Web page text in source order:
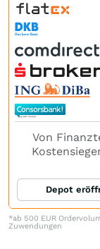
Von
Depot
*ab 500 EUR
Zuwendungen